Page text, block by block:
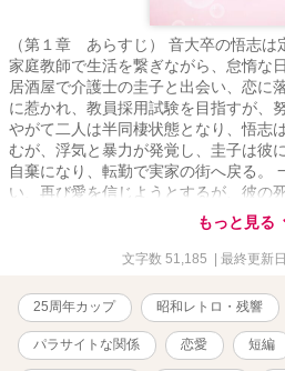
（第１章 あらすじ） 音大卒の悟志は
家庭教師で生活を繋ぎながら、怠惰な
居酒屋で介護士の圭子と出会い、恋に
に惹かれ、教員採用試験を目指すが、
やがて二人は半同棲状態となり、悟志
むが、浮気と暴力が発覚し、圭子は彼
自棄になり、転勤で実家の街へ戻る。
い、再び愛を信じようとするが、彼の
崩壊。介護士を辞め、ホステスとして
存、偽善と欲望に満ちた二人の人生は
っていく。 『身の丈に合った幸福』
た （第2章 あらすじ） あれから四半
市にあるクラブ「ファーストクラス」
はバブルの残り香を纏い、店のNO.1と
『賞味期限切れ』を自認しながらも夜
もっと見る
文字数 51,185 | 最終更新
25周年カップ 昭和レトロ・残響
パラサイトな関係 恋愛 短編